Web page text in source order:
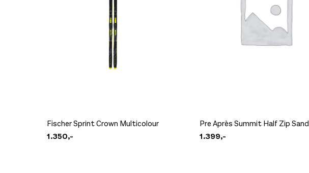
Fischer Sprint Crown Multicolour
1.350,-
Pre Après Summit Half Zip Sand
1.399,-